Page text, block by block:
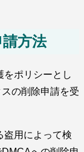
方法
ポリシーとし
の削除申請を受
盗用によって検